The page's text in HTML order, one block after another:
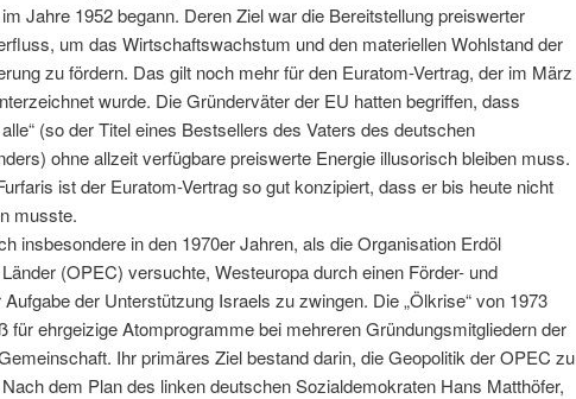
Jahre 1952 begann. Deren Ziel war die Bereitstellung preiswerter
um das Wirtschaftswachstum und den materiellen Wohlstand der
zu fördern. Das gilt noch mehr für den Euratom-Vertrag, der im März
wurde. Die Gründerväter der EU hatten begriffen, dass
(so der Titel eines Bestsellers des Vaters des deutschen
ohne allzeit verfügbare preiswerte Energie illusorisch bleiben muss.
ist der Euratom-Vertrag so gut konzipiert, dass er bis heute nicht
musste.
insbesondere in den 1970er Jahren, als die Organisation Erdöl
(OPEC) versuchte, Westeuropa durch einen Förder- und
der Unterstützung Israels zu zwingen. Die „Ölkrise“ von 1973
für ehrgeizige Atomprogramme bei mehreren Gründungsmitgliedern der
Ihr primäres Ziel bestand darin, die Geopolitik der OPEC zu
dem Plan des linken deutschen Sozialdemokraten Hans Matthöfer,